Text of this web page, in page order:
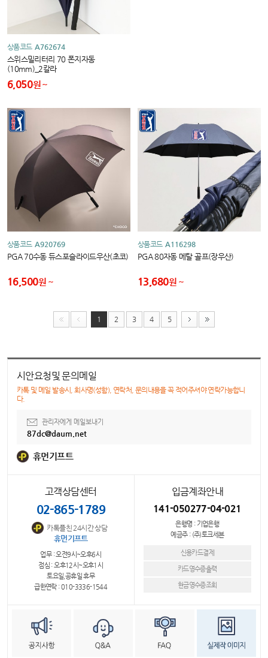
상품코드 A762674
스위스밀리터리 70 폰지자동
(10mm)_2칼라
6,050원
상품코드 A920769
PGA 70수동 듀스포슬라이드우산(초코)
16,500원
상품코드 A116298
PGA 80자동 메탈 골프(장우산)
13,680원
1 2 3 4 5
시안요청및 문의메일
카톡 및 메일 발송시, 회사명(성함), 연락처, 문의내용을 꼭 적어주셔야 연락가능합니
다.
관리자에게 메일보내기
87dc@daum.net
휴먼기프트
고객상담센터
02-865-1789
카톡플친 24시간 상담
휴먼기프트
업무 : 오전9시~오후6시
점심 : 오후12시~오후1시
토요일,공휴일 휴무
급한연락 : 010-3336-1544
입금계좌안내
141-050277-04-021
은행명 : 기업은행
예금주 : (주)토크세븐
신용카드결제
카드영수증출력
현금영수증조회